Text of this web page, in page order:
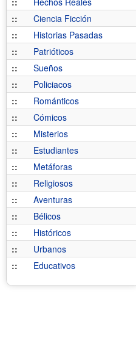
::
Ciencia Ficción
::
Historias Pasadas
::
Patrióticos
::
Sueños
::
Policiacos
::
Románticos
::
Cómicos
::
Misterios
::
Estudiantes
::
Metáforas
::
Religiosos
::
Aventuras
::
Bélicos
::
Históricos
::
Urbanos
::
Educativos